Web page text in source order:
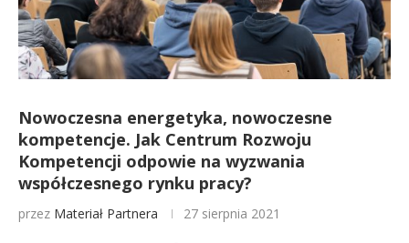
Nowoczesna energetyka, nowoczesne
kompetencje. Jak Centrum Rozwoju
Kompetencji odpowie na wyzwania
współczesnego rynku pracy?
przez Materiał Partnera 27 sierpnia 2021